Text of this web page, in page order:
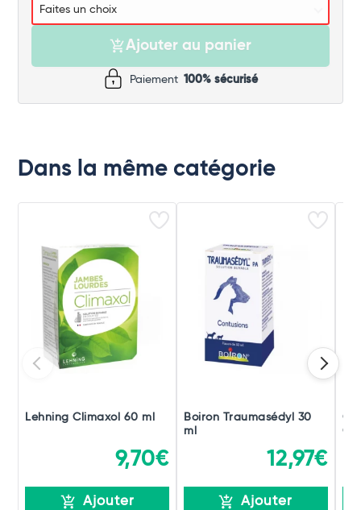
Ajouter au panier
Paiement 100% sécurisé
Dans la même catégorie
Lehning Climaxol 60 ml
9,70€
Ajouter
Boiron Traumasédyl 30
ml
12,97€
Ajouter